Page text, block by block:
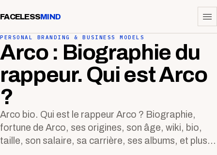
FACELESSMIND
PERSONAL BRANDING & BUSINESS MODELS
Arco : Biographie du
rappeur. Qui est Arco
?
Arco bio. Qui est le rappeur Arco ? Biographie,
fortune de Arco, ses origines, son âge, wiki, bio,
taille, son salaire, sa carrière, ses albums, et plus...